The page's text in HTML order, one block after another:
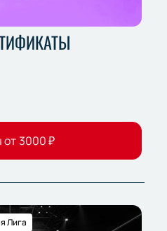
от 3000₽
Лига